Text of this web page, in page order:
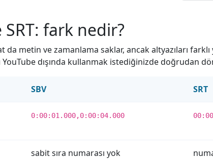
SRT: fark nedir?
metin ve zamanlama saklar, ancak altyazıları farklı
YouTube dışında kullanmak istediğinizde doğrudan
SBV SRT
0:00:01.000,0:00:04.000
sabit sıra numarası yok